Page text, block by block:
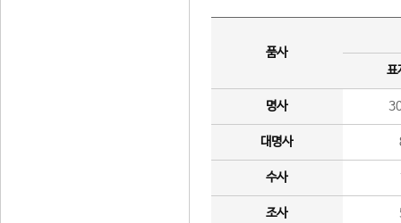
품사
표
명사
대명사
수사
조사